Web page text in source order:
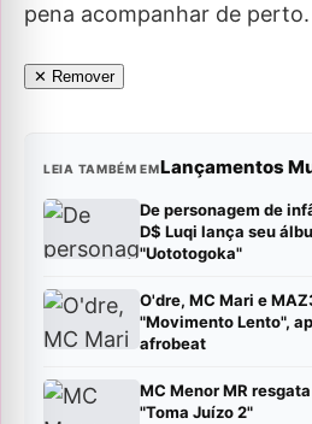
pena acompanhar de perto.
✕ Remover
LEIA TAMBÉM EMLançamentos
De personagem de
D$ Luqi lança seu
"Uototogoka"
O'dre, MC Mari e
"Movimento Lento",
afrobeat
MC Menor MR
"Toma Juízo 2"